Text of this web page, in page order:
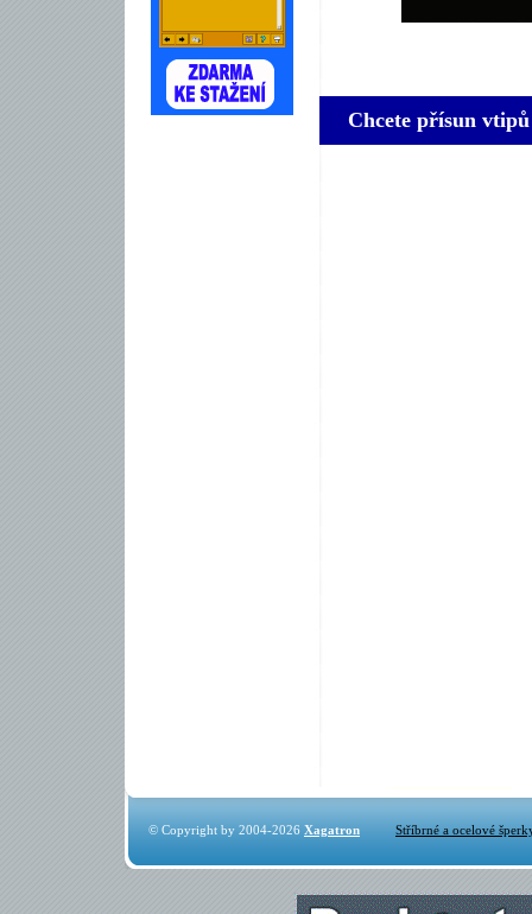
Chcete přísun
© Copyright by 2004-2026 Xagatron Stříbrné a ocelové